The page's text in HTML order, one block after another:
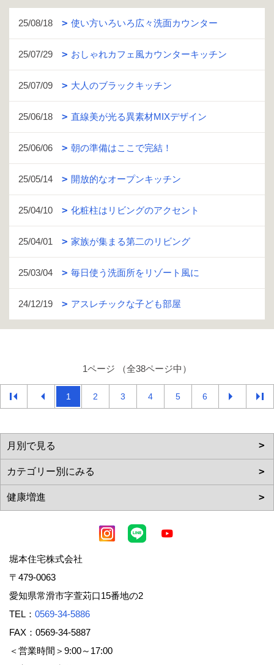
25/08/18 使い方いろいろ広々洗面カウンター
25/07/29 おしゃれカフェ風カウンターキッチン
25/07/09 大人のブラックキッチン
25/06/18 直線美が光る異素材MIXデザイン
25/06/06 朝の準備はここで完結！
25/05/14 開放的なオープンキッチン
25/04/10 化粧柱はリビングのアクセント
25/04/01 家族が集まる第二のリビング
25/03/04 毎日使う洗面所をリゾート風に
24/12/19 アスレチックな子ども部屋
1ページ （全38ページ中）
1 2 3 4 5 6
堀本住宅株式会社
〒479-0063
愛知県常滑市字萱苅口15番地の2
TEL： 0569-34-5886
FAX：0569-34-5887
＜営業時間＞9:00～17:00